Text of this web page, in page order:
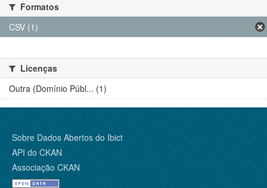
Formatos
CSV (1)
Licenças
Outra (Domínio Públ... (1)
Sobre Dados Abertos do Ibict
API do CKAN
Associação CKAN